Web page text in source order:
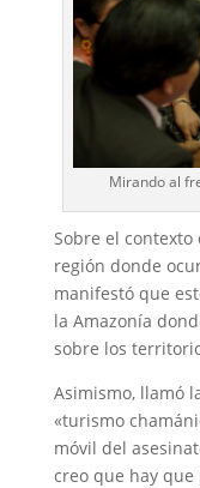
Mirando al
Sobre el contexto
región donde
manifestó que
la Amazonía
sobre los
Asimismo, llamó
«turismo
móvil del
creo que hay